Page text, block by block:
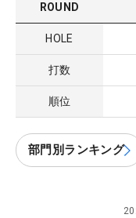
ROUND
HOLE
打数
順位
部門別ランキング